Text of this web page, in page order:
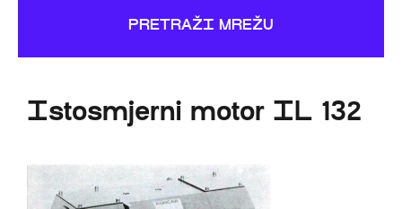
PRETRAŽI MREŽU
Istosmjerni motor IL 132